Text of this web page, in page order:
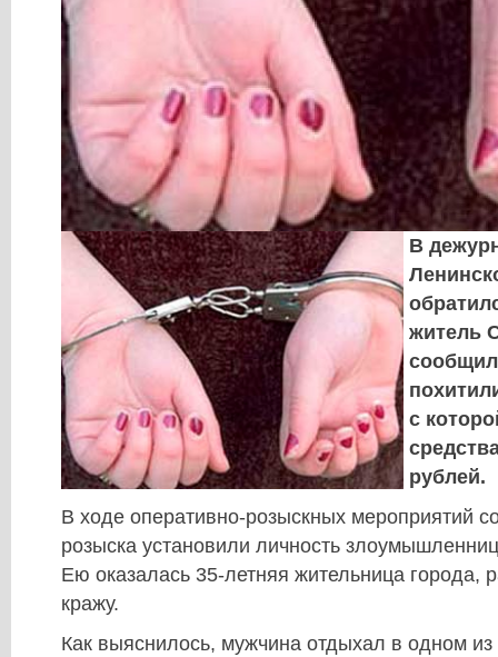
В
житель
с
рублей.
В ходе оперативно-розыскных мероприятий
розыска установили личность
Ею оказалась 35-летняя жительница города,
кражу.
Как выяснилось, мужчина отдыхал в одном